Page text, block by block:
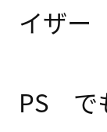
イザ
PS で